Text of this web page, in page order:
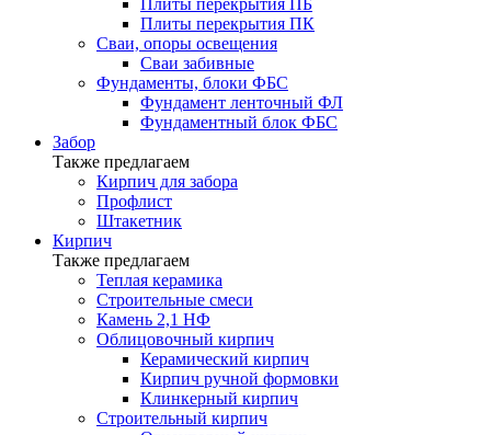
Плиты перекрытия ПБ
Плиты перекрытия ПК
Сваи, опоры освещения
Сваи забивные
Фундаменты, блоки ФБС
Фундамент ленточный ФЛ
Фундаментный блок ФБС
Забор
Также предлагаем
Кирпич для забора
Профлист
Штакетник
Кирпич
Также предлагаем
Теплая керамика
Строительные смеси
Камень 2,1 НФ
Облицовочный кирпич
Керамический кирпич
Кирпич ручной формовки
Клинкерный кирпич
Строительный кирпич